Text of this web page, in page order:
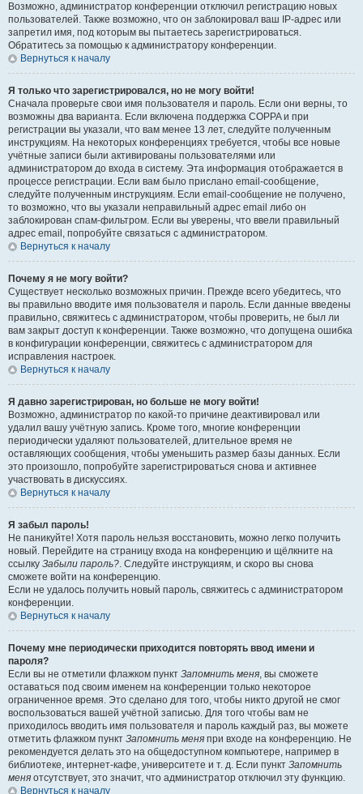
Возможно, администратор конференции отключил регистрацию новых
пользователей. Также возможно, что он заблокировал ваш IP-адрес или
запретил имя, под которым вы пытаетесь зарегистрироваться.
Обратитесь за помощью к администратору конференции.
Вернуться к началу
Я только что зарегистрировался, но не могу войти!
Сначала проверьте свои имя пользователя и пароль. Если они верны, то
возможны два варианта. Если включена поддержка COPPA и при
регистрации вы указали, что вам менее 13 лет, следуйте полученным
инструкциям. На некоторых конференциях требуется, чтобы все новые
учётные записи были активированы пользователями или
администратором до входа в систему. Эта информация отображается в
процессе регистрации. Если вам было прислано email-сообщение,
следуйте полученным инструкциям. Если email-сообщение не получено,
то возможно, что вы указали неправильный адрес email либо он
заблокирован спам-фильтром. Если вы уверены, что ввели правильный
адрес email, попробуйте связаться с администратором.
Вернуться к началу
Почему я не могу войти?
Существует несколько возможных причин. Прежде всего убедитесь, что
вы правильно вводите имя пользователя и пароль. Если данные введены
правильно, свяжитесь с администратором, чтобы проверить, не был ли
вам закрыт доступ к конференции. Также возможно, что допущена ошибка
в конфигурации конференции, свяжитесь с администратором для
исправления настроек.
Вернуться к началу
Я давно зарегистрирован, но больше не могу войти!
Возможно, администратор по какой-то причине деактивировал или
удалил вашу учётную запись. Кроме того, многие конференции
периодически удаляют пользователей, длительное время не
оставляющих сообщения, чтобы уменьшить размер базы данных. Если
это произошло, попробуйте зарегистрироваться снова и активнее
участвовать в дискуссиях.
Вернуться к началу
Я забыл пароль!
Не паникуйте! Хотя пароль нельзя восстановить, можно легко получить
новый. Перейдите на страницу входа на конференцию и щёлкните на
ссылку Забыли пароль?. Следуйте инструкциям, и скоро вы снова
сможете войти на конференцию.
Если не удалось получить новый пароль, свяжитесь с администратором
конференции.
Вернуться к началу
Почему мне периодически приходится повторять ввод имени и
пароля?
Если вы не отметили флажком пункт Запомнить меня, вы сможете
оставаться под своим именем на конференции только некоторое
ограниченное время. Это сделано для того, чтобы никто другой не смог
воспользоваться вашей учётной записью. Для того чтобы вам не
приходилось вводить имя пользователя и пароль каждый раз, вы можете
отметить флажком пункт Запомнить меня при входе на конференцию. Не
рекомендуется делать это на общедоступном компьютере, например в
библиотеке, интернет-кафе, университете и т. д. Если пункт Запомнить
меня отсутствует, это значит, что администратор отключил эту функцию.
Вернуться к началу